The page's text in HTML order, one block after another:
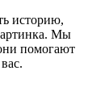
историю,
Мы
помогают